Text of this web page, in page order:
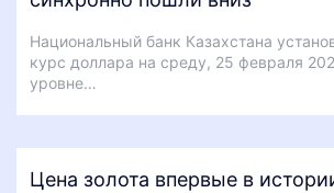
Национальный банк Казахстана
курс доллара на среду, 25 февраля
уровне…
Цена золота впервые в